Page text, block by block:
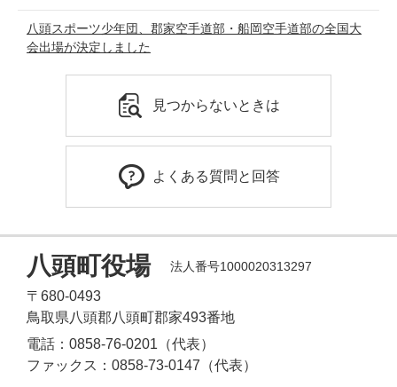
八頭スポーツ少年団、郡家空手道部・船岡空手道部の全国大
会出場が決定しました
見つからないときは
よくある質問と回答
八頭町役場 法人番号1000020313297
〒680-0493
鳥取県八頭郡八頭町郡家493番地
電話：0858-76-0201（代表）
ファックス：0858-73-0147（代表）